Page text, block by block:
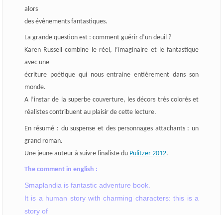
alors
des évènements fantastiques.
La grande question est : comment guérir d’un deuil ?
Karen Russell combine le réel, l’imaginaire et le fantastique
avec une
écriture poétique qui nous entraine entièrement dans son
monde.
A l’instar de la superbe couverture, les décors très colorés et
réalistes contribuent au plaisir de cette lecture.
En résumé : du suspense et des personnages attachants : un
grand roman.
Une jeune auteur à suivre finaliste du Pulitzer 2012.
The comment in english :
Smaplandia is fantastic adventure book.
It is a human story with charming characters: this is a
story of